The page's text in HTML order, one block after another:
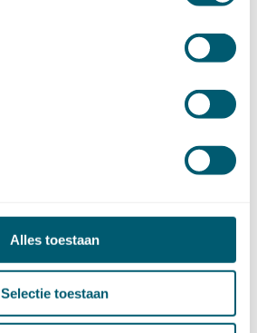
Alles toestaan
Selectie toestaan